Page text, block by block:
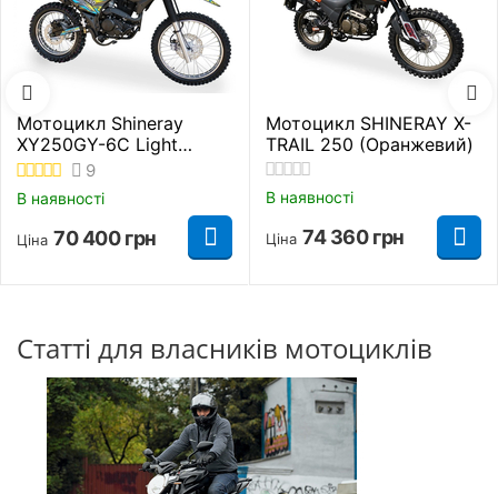
Мотоцикл Shineray
XY250GY-6C Light
Жовто-синій
9
В наявності
Ціна 70 400 грн
Мотоцикл SHINERAY X-
TRAIL 250 (Оранжевий)
В наявності
Ціна 74 360 грн
Статті для власників мотоциклів